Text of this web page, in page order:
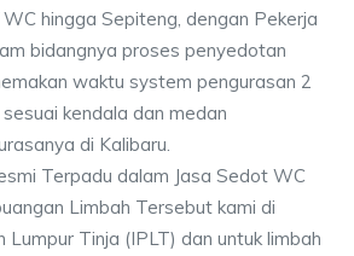
hingga Sepiteng, dengan Pekerja
bidangnya proses penyedotan
waktu system pengurasan 2
kendala dan medan
di Kalibaru.
Terpadu dalam Jasa Sedot WC
Limbah Tersebut kami di
Lumpur Tinja (IPLT) dan untuk limbah